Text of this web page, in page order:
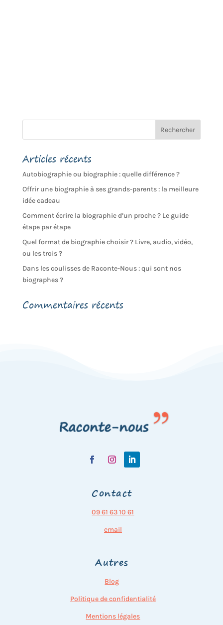
Articles récents
Autobiographie ou biographie : quelle différence ?
Offrir une biographie à ses grands-parents : la meilleure
idée cadeau
Comment écrire la biographie d’un proche ? Le guide
étape par étape
Quel format de biographie choisir ? Livre, audio, vidéo,
ou les trois ?
Dans les coulisses de Raconte-Nous : qui sont nos
biographes ?
Commentaires récents
Contact
09 61 63 10 61
email
Autres
Blog
Politique de confidentialité
Mentions légales